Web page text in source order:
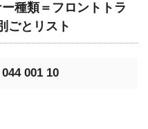
種類＝フロントトラ
ごとリスト
001 10